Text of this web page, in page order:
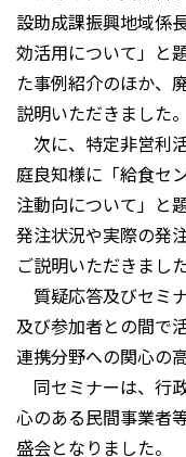
設助成課振興地域係
効活用について」と
た事例紹介のほか、
説明いただきました。
次に、特定非営利
庭良知様に「給食セ
注動向について」と
発注状況や実際の発
ご説明いただきました
質疑応答及びセミ
及び参加者との間で
連携分野への関心の
同セミナーは、行
心のある民間事業者
盛会となりました。